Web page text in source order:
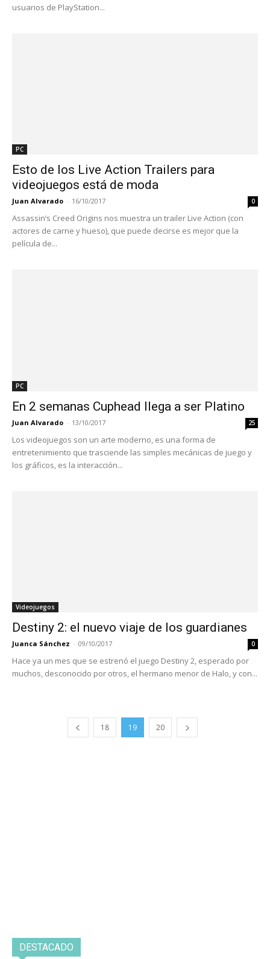
usuarios de PlayStation...
PC
Esto de los Live Action Trailers para
videojuegos está de moda
Juan Alvarado - 16/10/2017 0
Assassin’s Creed Origins nos muestra un trailer Live Action (con
actores de carne y hueso), que puede decirse es mejor que la
película de...
PC
En 2 semanas Cuphead llega a ser Platino
Juan Alvarado - 13/10/2017 25
Los videojuegos son un arte moderno, es una forma de
entretenimiento que trasciende las simples mecánicas de juego y
los gráficos, es la interacción...
Videojuegos
Destiny 2: el nuevo viaje de los guardianes
Juanca Sánchez - 09/10/2017 0
Hace ya un mes que se estrenó el juego Destiny 2, esperado por
muchos, desconocido por otros, el hermano menor de Halo, y con...
18 19 20
DESTACADO